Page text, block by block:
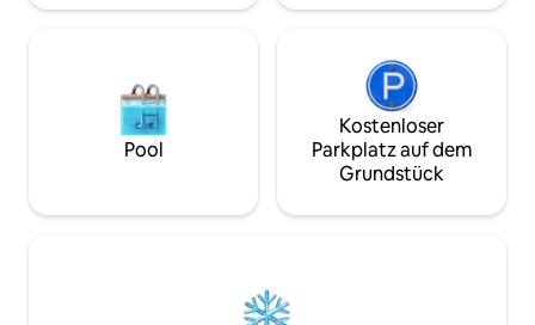
Pool
Kostenloser
Parkplatz auf dem
Grundstück